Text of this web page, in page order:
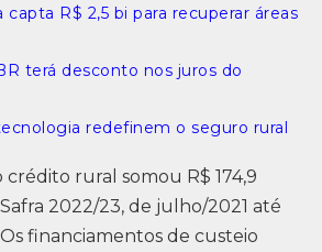
capta R$ 2,5 bi para recuperar áreas
terá desconto nos juros do
redefinem o seguro rural
rural somou R$ 174,9
2022/23, de julho/2021 até
financiamentos de custeio